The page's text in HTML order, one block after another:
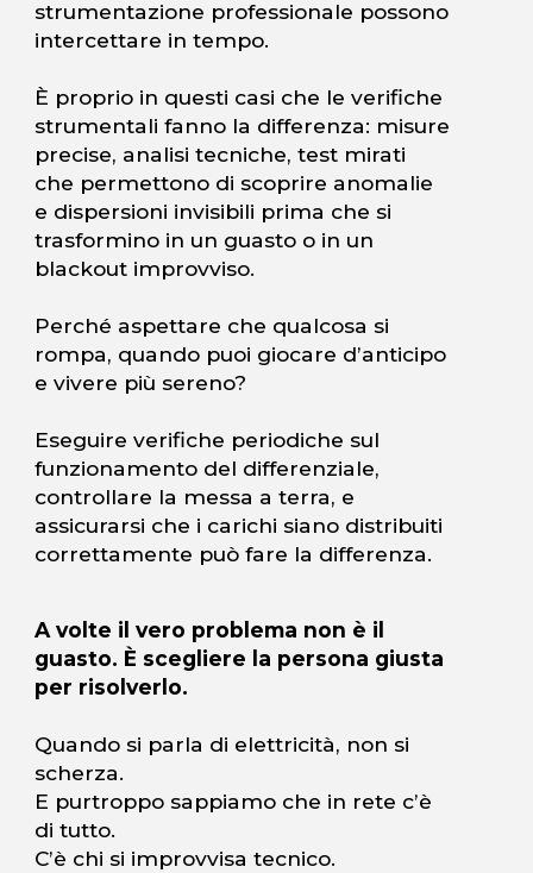
strumentazione professionale possono
intercettare in tempo.
È proprio in questi casi che le verifiche
strumentali fanno la differenza: misure
precise, analisi tecniche, test mirati
che permettono di scoprire anomalie
e dispersioni invisibili prima che si
trasformino in un guasto o in un
blackout improvviso.
Perché aspettare che qualcosa si
rompa, quando puoi giocare d’anticipo
e vivere più sereno?
Eseguire verifiche periodiche sul
funzionamento del differenziale,
controllare la messa a terra, e
assicurarsi che i carichi siano distribuiti
correttamente può fare la differenza.
A volte il vero problema non è il
guasto. È scegliere la persona giusta
per risolverlo.
Quando si parla di elettricità, non si
scherza.
E purtroppo sappiamo che in rete c’è
di tutto.
C’è chi si improvvisa tecnico.